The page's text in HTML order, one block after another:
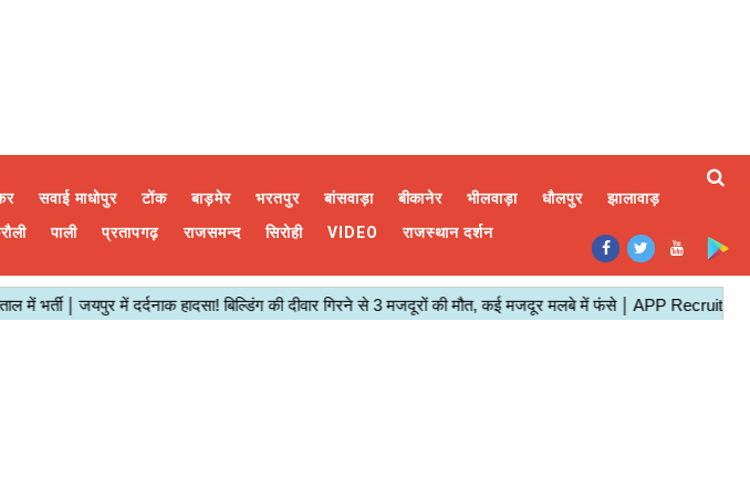
सवाई माधोपुर टोंक बाड़मेर भरतपुर बांसवाड़ा बीकानेर भीलवाड़ा धौलपुर
झालावाड़
पाली प्रतापगढ़ राजसमन्द सिरोही VIDEO राजस्थान दर्शन